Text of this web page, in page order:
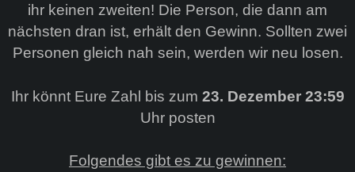
ihr keinen zweiten! Die Person, die dann am
nächsten dran ist, erhält den Gewinn. Sollten zwei
Personen gleich nah sein, werden wir neu losen.
Ihr könnt Eure Zahl bis zum 23. Dezember 23:59
Uhr posten
Folgendes gibt es zu gewinnen: